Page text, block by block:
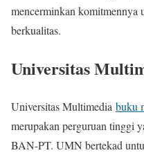
mencerminkan komitmennya
berkualitas.
Universitas
Universitas Multimedia buku
merupakan perguruan tinggi
BAN-PT. UMN bertekad